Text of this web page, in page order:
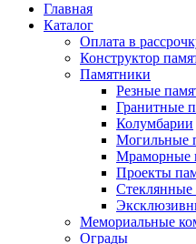
Главная
Каталог
Оплата в
Конструктор
Памятники
Резные
Гранитные
Колумбарии
Могильные
Мраморные
Проекты
Мемориальные
Ограды